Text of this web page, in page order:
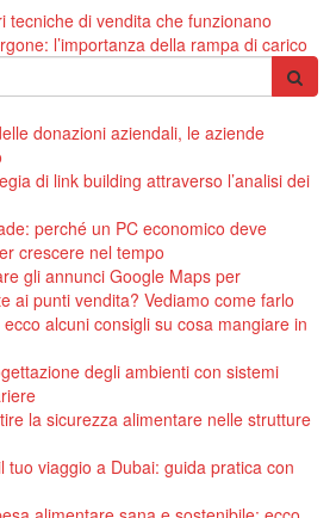
tecniche di vendita che funzionano
l’importanza della rampa di carico
donazioni aziendali, le aziende
di link building attraverso l’analisi dei
perché un PC economico deve
crescere nel tempo
gli annunci Google Maps per
ai punti vendita? Vediamo come farlo
alcuni consigli su cosa mangiare in
degli ambienti con sistemi
la sicurezza alimentare nelle strutture
tuo viaggio a Dubai: guida pratica con